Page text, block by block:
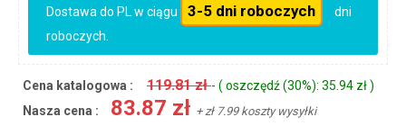
Dostawa do PL w ciągu
3-5 dni roboczych
dni
roboczych.
Cena katalogowa : 119.81 zł- ( oszczędź (30%): 35.94 zł )
Nasza cena :
83.87 zł + zł 7.99 koszty wysyłki